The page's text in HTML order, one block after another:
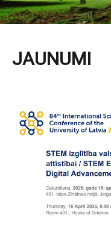
JAUNUMI